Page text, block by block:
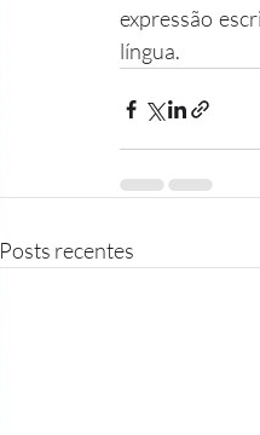
expressão
língua.
Posts recentes